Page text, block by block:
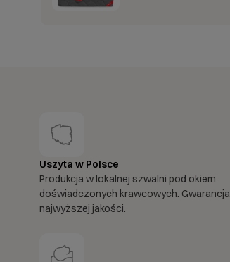
Uszyta w Polsce
Produkcja w lokalnej szwalni pod okiem
doświadczonych krawcowych. Gwarancja
najwyższej jakości.